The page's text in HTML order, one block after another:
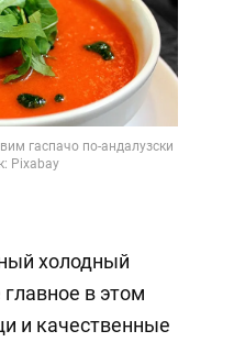
гаспачо по-андалузски
Pixabay
холодный
в этом
и качественные